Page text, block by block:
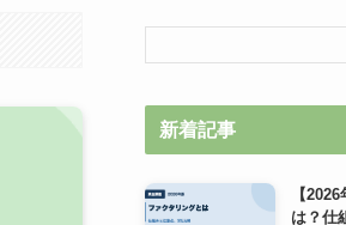
新着記事
【
は？仕